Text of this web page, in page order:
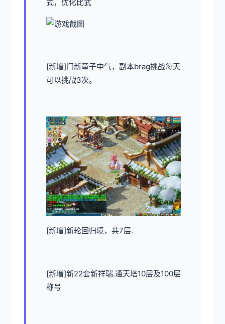
式，优化比武
[新增]门新童子中气，副本brag挑战每天
可以挑战3次。
[新增]新轮回归境，共7层.
[新増]新22套新祥瑞.通天塔10层及100层
称号